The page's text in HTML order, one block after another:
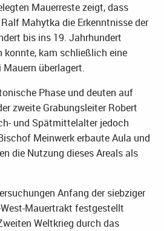
Mauerreste zeigt, dass
Mahytka die Erkenntnisse der
bis ins 19. Jahrhundert
konnte, kam schließlich eine
überlagert.
Phase und deuten auf
zweite Grabungsleiter Robert
und Spätmittelalter jedoch
Meinwerk erbaute Aula und
die Nutzung dieses Areals als
Anfang der siebziger
Mauertrakt festgestellt
Weltkrieg durch das